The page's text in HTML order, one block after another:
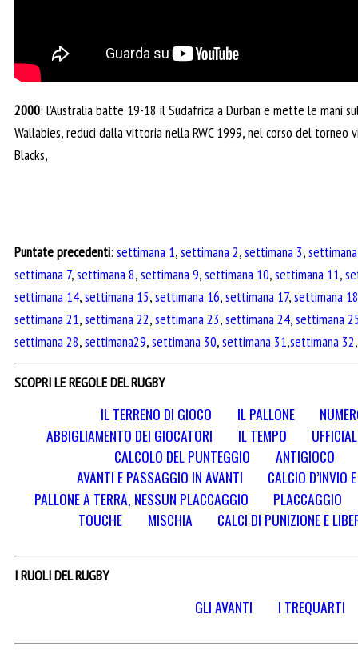
2000: l’Australia batte 19-18 il Sudafrica a Durban e mette le mani
Wallabies, reduci dalla vittoria nella RWC 1999, nel corso del
Blacks,
Puntate precedenti: settimana 1,settimana 2,settimana 3,
settimana 7,settimana 8,settimana 9,settimana 10,settimana 11,
settimana 14,settimana 15,settimana 16,settimana 17,settimana 18
settimana 21,settimana 22,settimana 23,settimana 24,settimana
settimana 28,settimana29,settimana 30,settimana 31,settimana 32
SCOPRI LE REGOLE DEL RUGBY
IL TERRENO DI GIOCO IL PALLONE
ABBIGLIAMENTO DEI GIOCATORI
IL TEMPO
CALCOLO DEL PUNTEGGIO
ANTIGIOCO
AVANTI E PASSAGGIO IN AVANTI
CALCIO D’INVIO
PALLONE A TERRA, NESSUN PLACCAGGIO
PLACCAGGIO
TOUCHE
MISCHIA CALCI DI PUNIZIONE E
I RUOLI DEL RUGBY
GLI AVANTI I TREQUARTI